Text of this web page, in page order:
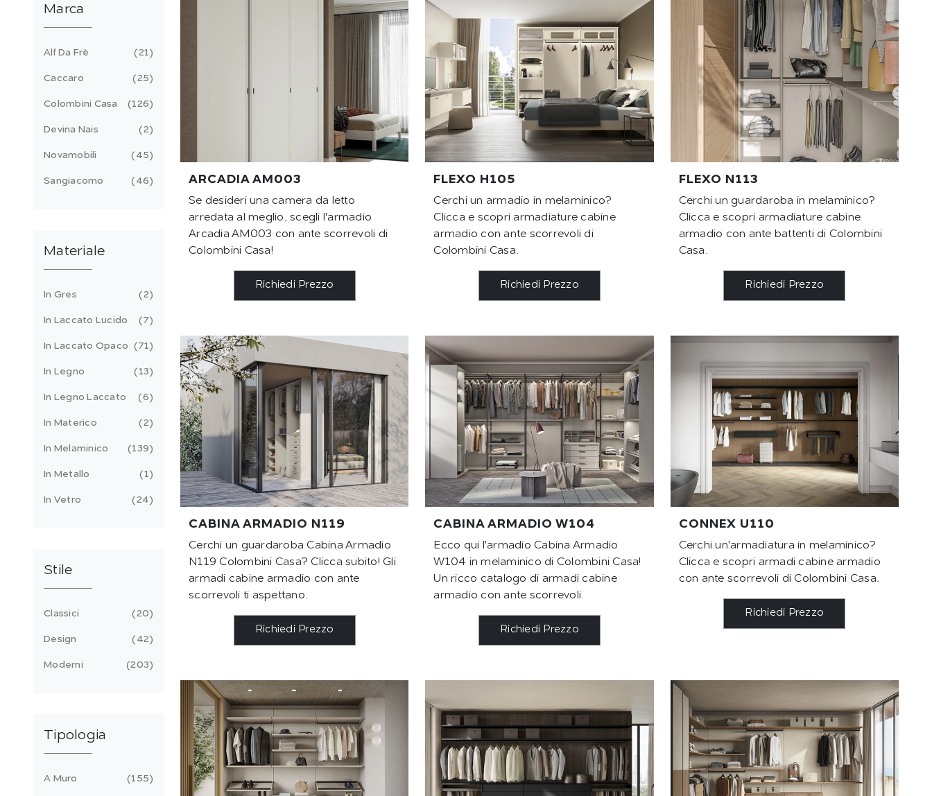
ARCADIA AM003
Se desideri una camera da letto
arredata al meglio, scegli l'armadio
Arcadia AM003 con ante scorrevoli di
Colombini Casa!
Richiedi Prezzo
FLEXO H105
Cerchi un armadio in melaminico?
Clicca e scopri armadiature cabine
armadio con ante scorrevoli di
Colombini Casa.
Richiedi Prezzo
FLEXO N113
Cerchi un guardaroba in melaminico?
Clicca e scopri armadiature cabine
armadio con ante battenti di Colombini
Casa.
Richiedi Prezzo
CABINA ARMADIO N119
Cerchi un guardaroba Cabina Armadio
N119 Colombini Casa? Clicca subito! Gli
armadi cabine armadio con ante
scorrevoli ti aspettano.
Richiedi Prezzo
CABINA ARMADIO W104
Ecco qui l'armadio Cabina Armadio
W104 in melaminico di Colombini Casa!
Un ricco catalogo di armadi cabine
armadio con ante scorrevoli.
Richiedi Prezzo
CONNEX U110
Cerchi un'armadiatura in melaminico?
Clicca e scopri armadi cabine armadio
con ante scorrevoli di Colombini Casa.
Richiedi Prezzo
Marca
Alf Da Frè 21
Caccaro 25
Colombini Casa 126
Devina Nais 2
Novamobili 45
Sangiacomo 46
Materiale
In Gres 2
In Laccato Lucido 7
In Laccato Opaco 71
In Legno 13
In Legno Laccato 6
In Materico 2
In Melaminico 139
In Metallo 1
In Vetro 24
Stile
Classici 20
Design 42
Moderni 203
Tipologia
A Muro 155